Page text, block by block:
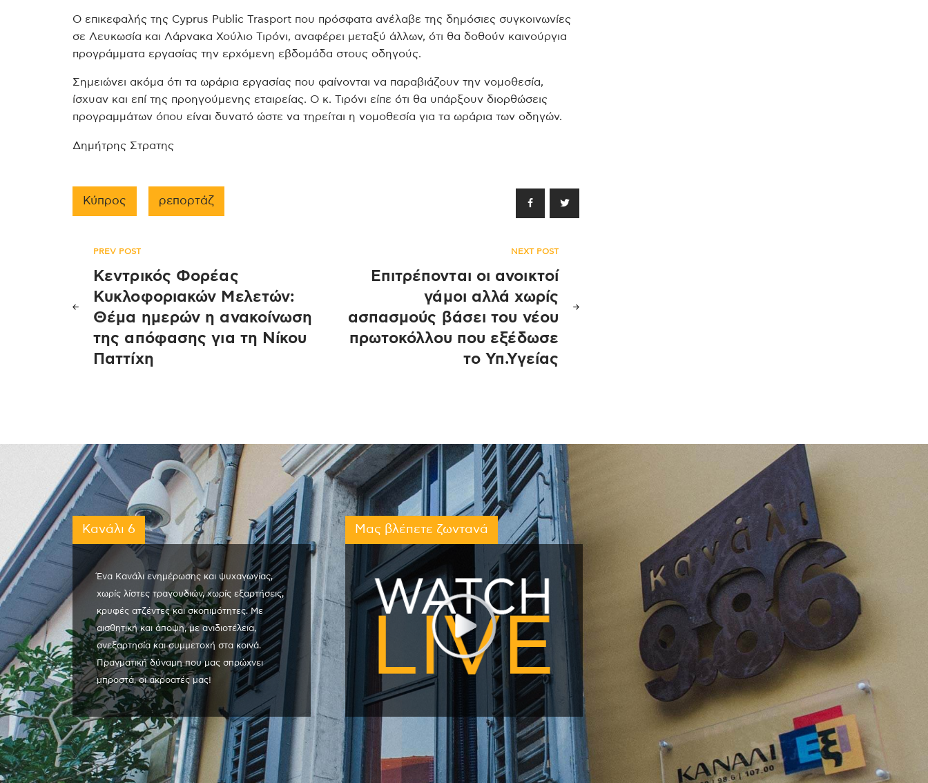
Ο επικεφαλής της Cyprus Public Trasport που πρόσφατα ανέλαβε της δημόσιες συγκοινωνίες
σε Λευκωσία και Λάρνακα Χούλιο Τιρόνι, αναφέρει μεταξύ άλλων, ότι θα δοθούν καινούργια
προγράμματα εργασίας την ερχόμενη εβδομάδα στους οδηγούς.
Σημειώνει ακόμα ότι τα ωράρια εργασίας που φαίνονται να παραβιάζουν την νομοθεσία,
ίσχυαν και επί της προηγούμενης εταιρείας. Ο κ. Τιρόνι είπε ότι θα υπάρξουν διορθώσεις
προγραμμάτων όπου είναι δυνατό ώστε να τηρείται η νομοθεσία για τα ωράρια των οδηγών.
Δημήτρης Στρατης
Κύπρος ρεπορτάζ
Πλοήγηση
άρθρων
PREV POST
Κεντρικός Φορέας
Κυκλοφοριακών Μελετών:
Θέμα ημερών η ανακοίνωση
της απόφασης για τη Νίκου
Παττίχη
NEXT POST
Επιτρέπονται οι ανοικτοί
γάμοι αλλά χωρίς
ασπασμούς βάσει του νέου
πρωτοκόλλου που εξέδωσε
το Υπ.Υγείας
Κανάλι 6
Ένα Κανάλι ενημέρωσης και ψυχαγωγίας,
χωρίς λίστες τραγουδιών, χωρίς εξαρτήσεις,
κρυφές ατζέντες και σκοπιμότητες. Με
αισθητική και άποψη, με ανιδιοτέλεια,
ανεξαρτησία και συμμετοχή στα κοινά.
Πραγματική δύναμη που μας σπρώχνει
μπροστά, οι ακροατές μας!
Μας βλέπετε ζωντανά